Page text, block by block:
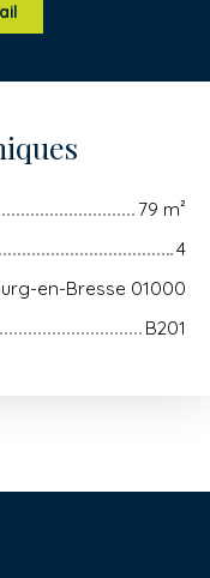
79 m²
4
en-Bresse 01000
B201